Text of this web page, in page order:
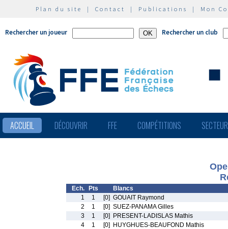
Plan du site | Contact | Publications | Mon
Rechercher un joueur Rechercher un club
ACCUEIL DÉCOUVRIR FFE COMPÉTITIONS
Ech. Pts
Blancs
1
1 [0] GOUAIT Raymond
2
1 [0] SUEZ-PANAMA Gilles
3
1 [0]
PRESENT-LADISLAS Mathis
4
1 [0]
HUYGHUES-BEAUFOND Mathis